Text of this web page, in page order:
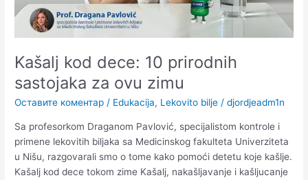
Kašalj kod dece: 10 prirodnih
sastojaka za ovu zimu
Оставите коментар / Edukacija, Lekovito bilje /djordjeadm1n
Sa profesorkom Draganom Pavlović, specijalistom kontrole i
primene lekovitih biljaka sa Medicinskog fakulteta Univerziteta
u Nišu, razgovarali smo o tome kako pomoći detetu koje kašlje.
Kašalj kod dece tokom zime Kašalj, nakašljavanje i kašljucanje